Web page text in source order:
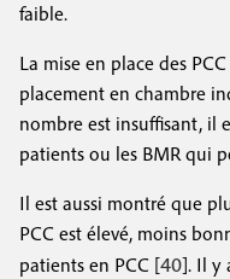
faible.
La mise en place des
placement en chambre
nombre est insuffisant, il
patients ou les BMR qui
Il est aussi montré que
PCC est élevé, moins
patients en PCC [40]. Il y